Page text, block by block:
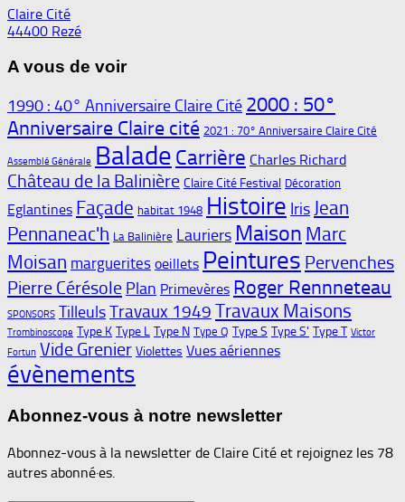
Claire Cité
44400 Rezé
A vous de voir
1990 : 40° Anniversaire Claire Cité 2000 : 50°
Anniversaire Claire cité 2021 : 70° Anniversaire Claire Cité
Assemblé Générale Balade Carrière Charles Richard
Château de la Balinière Claire Cité Festival Décoration
Eglantines Façade habitat 1948 Histoire Iris Jean
Pennaneac'h La Balinière Lauriers Maison Marc
Moisan marguerites oeillets Peintures Pervenches
Pierre Cérésole Plan Primevères Roger Rennneteau
SPONSORS TilleulsTravaux 1949 Travaux Maisons
Trombinoscope Type K Type L Type N Type Q Type S Type S' Type T Victor
Fortun Vide Grenier Violettes Vues aériennes
évènements
Abonnez-vous à notre newsletter
Abonnez-vous à la newsletter de Claire Cité et rejoignez les 78
autres abonné·es.